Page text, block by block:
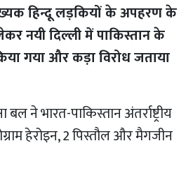
हिन्दू लड़कियों के अपहरण के
नयी दिल्ली में पाकिस्तान के
गया और कड़ा विरोध जताया
ने भारत-पाकिस्तान अंतर्राष्ट्रीय
हेरोइन, 2 पिस्तौल और मैगजीन